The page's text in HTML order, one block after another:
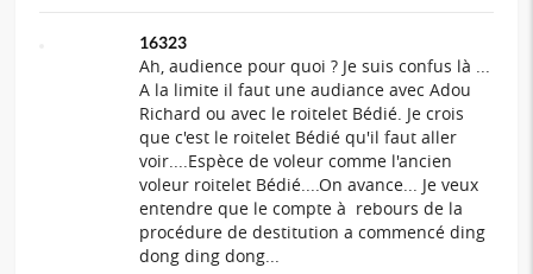
16323
Ah, audience pour quoi ? Je suis confus là ...
A la limite il faut une audiance avec Adou
Richard ou avec le roitelet Bédié. Je crois
que c'est le roitelet Bédié qu'il faut aller
voir....Espèce de voleur comme l'ancien
voleur roitelet Bédié....On avance... Je veux
entendre que le compte à rebours de la
procédure de destitution a commencé ding
dong ding dong...